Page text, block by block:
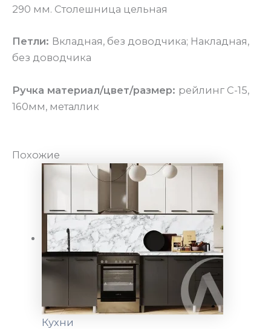
290 мм. Столешница цельная
Петли: Вкладная, без доводчика; Накладная,
без доводчика
Ручка материал/цвет/размер: рейлинг С-15,
160мм, металлик
Похожие
Кухни